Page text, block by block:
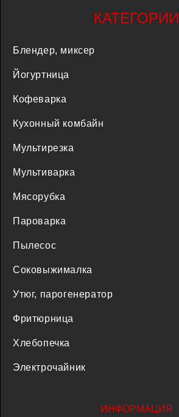
КАТЕГОРИИ
Блендер, миксер
Йогуртница
Кофеварка
Кухонный комбайн
Мультирезка
Мультиварка
Мясорубка
Пароварка
Пылесос
Соковыжималка
Утюг, парогенератор
Фритюрница
Хлебопечка
Электрочайник
ИНФОРМАЦИЯ